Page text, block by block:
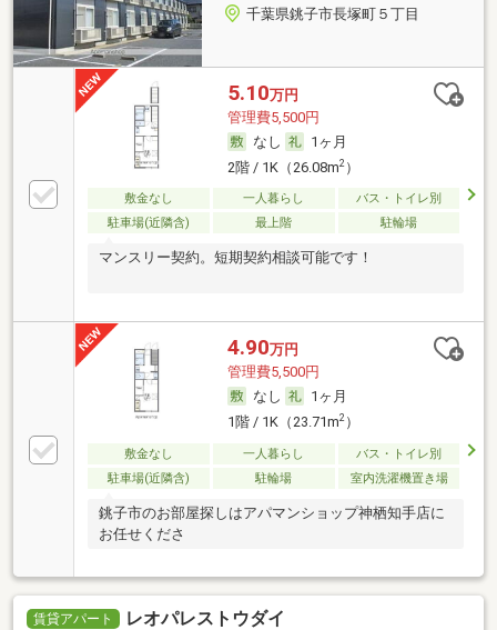
千葉県銚子市長塚町５丁目
5.10万円
管理費5,500円
なし
1ヶ月
2階 / 1K（26.08m2）
敷金なし 一人暮らし
バス・トイレ別
駐車場(近隣含)
最上階 駐輪場
マンスリー契約。短期契約相談可能です！
4.90万円
管理費5,500円
なし
1ヶ月
1階 / 1K（23.71m2）
敷金なし 一人暮らし
バス・トイレ別
駐車場(近隣含)
駐輪場 室内洗濯機置き場
銚子市のお部屋探しはアパマンショップ神栖知手店に
お任せくださ
賃貸アパート レオパレストウダイ